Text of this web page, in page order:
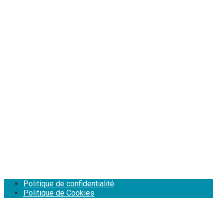
Politique de confidentialité
Politique de Cookies